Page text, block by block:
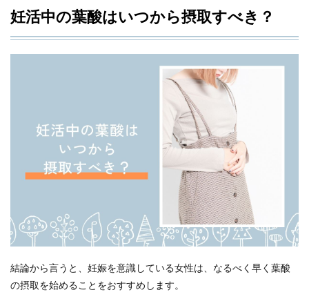
妊活中の葉酸はいつから摂取すべき？
結論から言うと、妊娠を意識している女性は、なるべく早く葉酸
の摂取を始めることをおすすめします。